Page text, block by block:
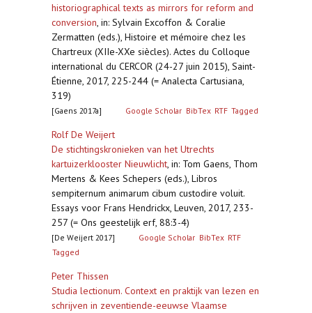
historiographical texts as mirrors for reform and
conversion, in: Sylvain Excoffon & Coralie
Zermatten (eds.), Histoire et mémoire chez les
Chartreux (XIIe-XXe siècles). Actes du Colloque
international du CERCOR (24-27 juin 2015), Saint-
Étienne, 2017, 225-244 (= Analecta Cartusiana,
319)
[Gaens 2017a] Google Scholar BibTex RTF Tagged
Rolf De Weijert
De stichtingskronieken van het Utrechts
kartuizerklooster Nieuwlicht, in: Tom Gaens, Thom
Mertens & Kees Schepers (eds.), Libros
sempiternum animarum cibum custodire voluit.
Essays voor Frans Hendrickx, Leuven, 2017, 233-
257 (= Ons geestelijk erf, 88:3-4)
[De Weijert 2017] Google Scholar BibTex RTF
Tagged
Peter Thissen
Studia lectionum. Context en praktijk van lezen en
schrijven in zeventiende-eeuwse Vlaamse